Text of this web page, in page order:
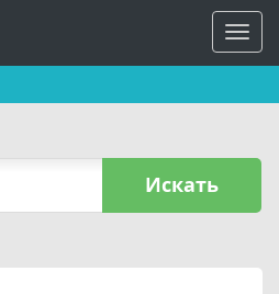
Искать